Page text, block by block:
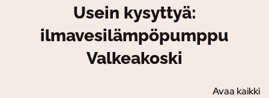
Usein kysyttyä:
ilmavesilämpöpumppu
Valkeakoski
Avaa kaikki